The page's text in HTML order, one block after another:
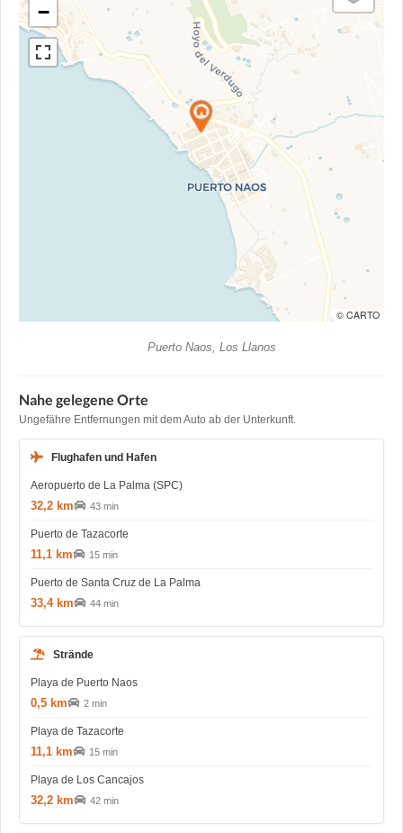
−
© CARTO
Puerto Naos, Los Llanos
Nahe gelegene Orte
Ungefähre Entfernungen mit dem Auto ab der Unterkunft.
Flughafen und Hafen
Aeropuerto de La Palma (SPC)
32,2 km 43 min
Puerto de Tazacorte
11,1 km 15 min
Puerto de Santa Cruz de La Palma
33,4 km 44 min
Strände
Playa de Puerto Naos
0,5 km 2 min
Playa de Tazacorte
11,1 km 15 min
Playa de Los Cancajos
32,2 km 42 min